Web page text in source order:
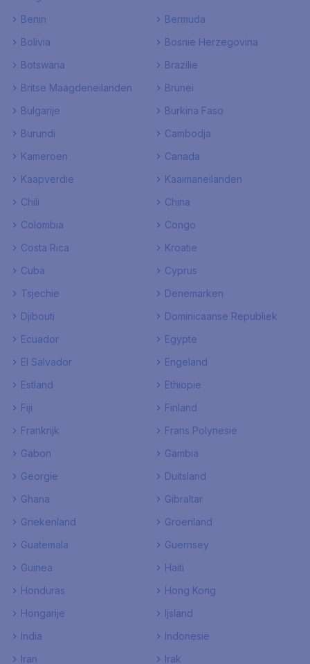
Benin
Bermuda
Bolivia
Bosnie Herzegovina
Botswana
Brazilie
Britse Maagdeneilanden
Brunei
Bulgarije
Burkina Faso
Burundi
Cambodja
Kameroen
Canada
Kaapverdie
Kaaimaneilanden
Chili
China
Colombia
Congo
Costa Rica
Kroatie
Cuba
Cyprus
Tsjechie
Denemarken
Djibouti
Dominicaanse Republiek
Ecuador
Egypte
El Salvador
Engeland
Estland
Ethiopie
Fiji
Finland
Frankrijk
Frans Polynesie
Gabon
Gambia
Georgie
Duitsland
Ghana
Gibraltar
Griekenland
Groenland
Guatemala
Guernsey
Guinea
Haiti
Honduras
Hong Kong
Hongarije
Ijsland
India
Indonesie
Iran
Irak